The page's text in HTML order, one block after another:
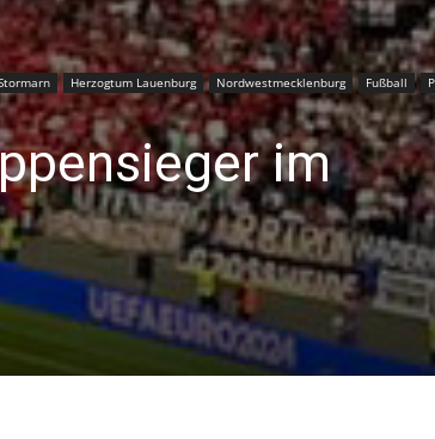
Sport-
News
für
Herzogtum Lauenburg Nordwestmecklenburg Fußball
im